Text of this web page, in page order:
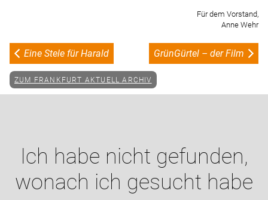
Für dem Vorstand,
Anne Wehr
Eine Stele für Harald GrünGürtel – der Film
ZUM FRANKFURT AKTUELL ARCHIV
Ich habe nicht gefunden,
wonach ich gesucht habe